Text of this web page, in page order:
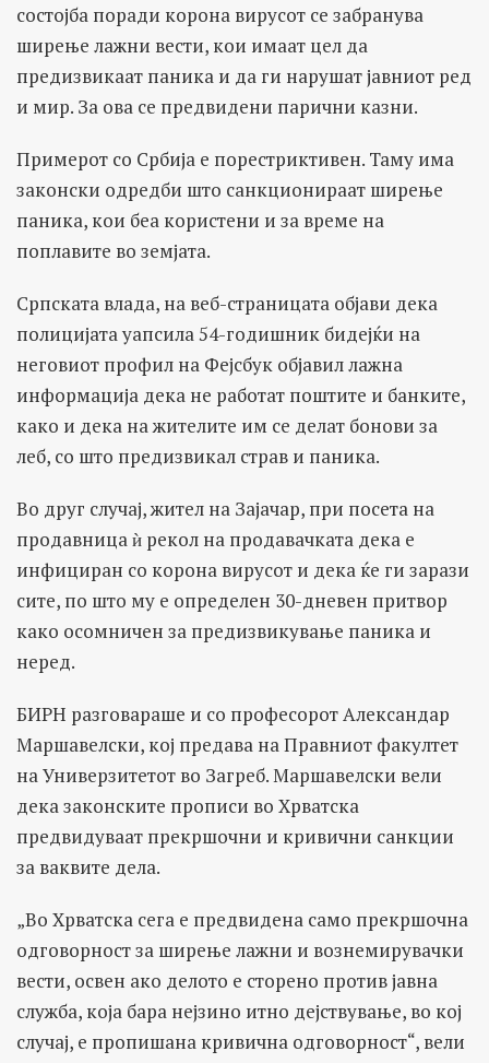
состојба поради корона вирусот се забранува
ширење лажни вести, кои имаат цел да
предизвикаат паника и да ги нарушат јавниот ред
и мир. За ова се предвидени парични казни.
Примерот со Србија е порестриктивен. Таму има
законски одредби што санкционираат ширење
паника, кои беа користени и за време на
поплавите во земјата.
Српската влада, на веб-страницата објави дека
полицијата уапсила 54-годишник бидејќи на
неговиот профил на Фејсбук објавил лажна
информација дека не работат поштите и банките,
како и дека на жителите им се делат бонови за
леб, со што предизвикал страв и паника.
Во друг случај, жител на Зајачар, при посета на
продавница ѝ рекол на продавачката дека е
инфициран со корона вирусот и дека ќе ги зарази
сите, по што му е определен 30-дневен притвор
како осомничен за предизвикување паника и
неред.
БИРН разговараше и со професорот Александар
Маршавелски, кој предава на Правниот факултет
на Универзитетот во Загреб. Маршавелски вели
дека законските прописи во Хрватска
предвидуваат прекршочни и кривични санкции
за ваквите дела.
„Во Хрватска сега е предвидена само прекршочна
одговорност за ширење лажни и вознемирувачки
вести, освен ако делото е сторено против јавна
служба, која бара нејзино итно дејствување, во кој
случај, е пропишана кривична одговорност“, вели